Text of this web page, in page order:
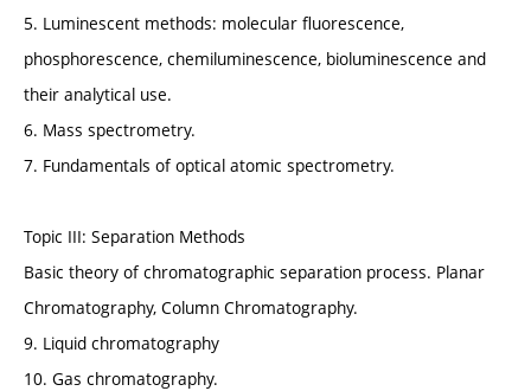
5. Luminescent methods: molecular fluorescence,
phosphorescence, chemiluminescence, bioluminescence and
their analytical use.
6. Mass spectrometry.
7. Fundamentals of optical atomic spectrometry.
Topic III: Separation Methods
Basic theory of chromatographic separation process. Planar
Chromatography, Column Chromatography.
9. Liquid chromatography
10. Gas chromatography.